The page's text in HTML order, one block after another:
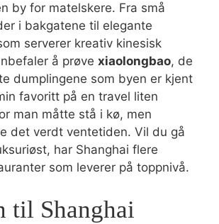
by for matelskere. Fra små
i bakgatene til elegante
serverer kreativ kinesisk
å prøve xiaolongbao, de
dumplingene som byen er kjent
favoritt på en travel liten
man måtte stå i kø, men
det verdt ventetiden. Vil du gå
har Shanghai flere
som leverer på toppnivå.
til Shanghai